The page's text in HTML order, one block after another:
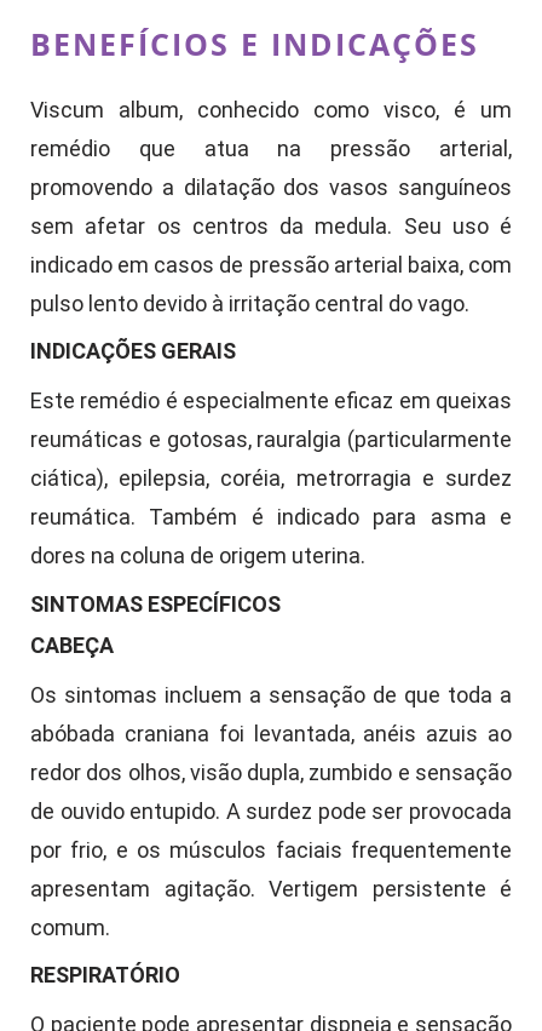
BENEFÍCIOS E INDICAÇÕES
Viscum album, conhecido como visco, é um
remédio que atua na pressão arterial,
promovendo a dilatação dos vasos sanguíneos
sem afetar os centros da medula. Seu uso é
indicado em casos de pressão arterial baixa, com
pulso lento devido à irritação central do vago.
INDICAÇÕES GERAIS
Este remédio é especialmente eficaz em queixas
reumáticas e gotosas, rauralgia (particularmente
ciática), epilepsia, coréia, metrorragia e surdez
reumática. Também é indicado para asma e
dores na coluna de origem uterina.
SINTOMAS ESPECÍFICOS
CABEÇA
Os sintomas incluem a sensação de que toda a
abóbada craniana foi levantada, anéis azuis ao
redor dos olhos, visão dupla, zumbido e sensação
de ouvido entupido. A surdez pode ser provocada
por frio, e os músculos faciais frequentemente
apresentam agitação. Vertigem persistente é
comum.
RESPIRATÓRIO
O paciente pode apresentar dispneia e sensação